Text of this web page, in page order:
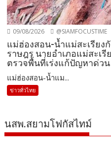
09/08/2026 @SIAMFOCUSTIME
แม่ฮ่องสอน-น้ำแม่สะเรียง
ราษฎร นายอำเภอแม่สะเรี
ตรวจพื้นที่เร่งแก้ปัญหาด่วน
แม่ฮ่องสอน-น้ำแม...
ข่าวทั่วไทย
นสพ.สยามโฟกัสไทม์